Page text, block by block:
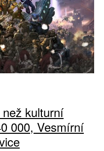
kulturní
000, Vesmírní